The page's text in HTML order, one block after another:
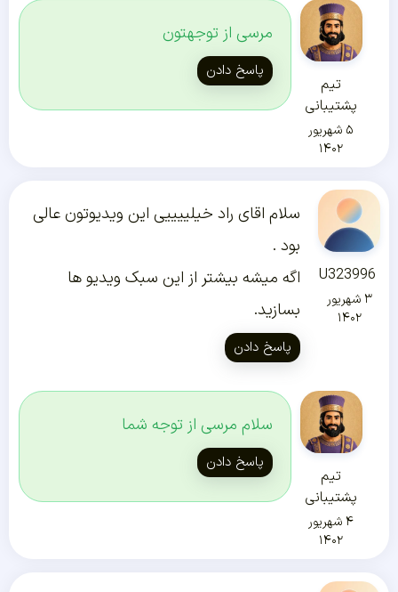
تیم
پشتیبانی
۵ شهریور
۱۴۰۲
مرسی از توجهتون
پاسخ دادن
U323996
۳ شهریور
۱۴۰۲
سلام اقای راد خیلییییی این ویدیوتون عالی
بود .
اگه میشه بیشتر از این سبک ویدیو ها
بسازید.
پاسخ دادن
تیم
پشتیبانی
۴ شهریور
۱۴۰۲
سلام مرسی از توجه شما
پاسخ دادن